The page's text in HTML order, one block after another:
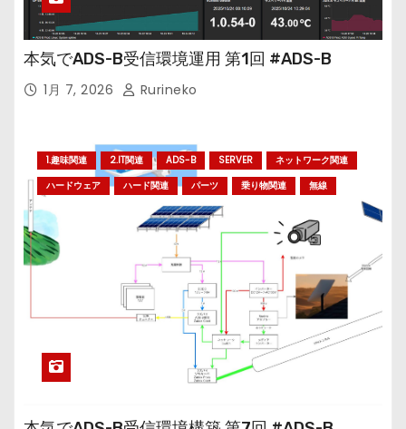
本気でADS-B受信環境運用 第1回 #ADS-B
1月 7, 2026 Rurineko
1.趣味関連 2.IT関連 ADS-B SERVER
ネットワーク関連
ハードウェア
ハード関連 パーツ 乗り物関連 無線